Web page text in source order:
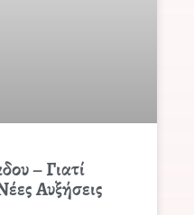
– Γιατί
Αυξήσεις